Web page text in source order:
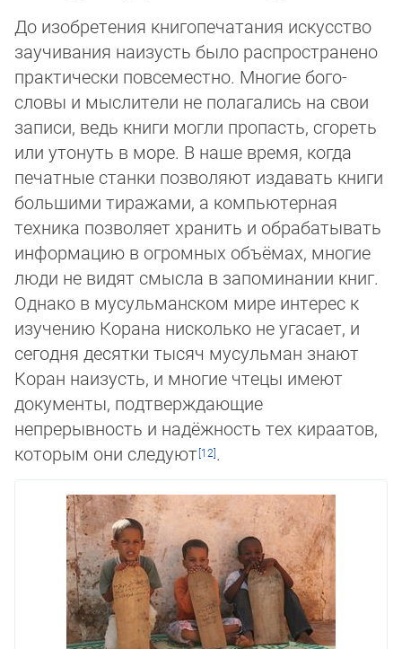
До изобретения книгопечатания искусство
заучивания наизусть было распространено
практически повсеместно. Многие бо­го­
словы и мыслители не полагались на свои
записи, ведь книги могли пропасть, сгореть
или утонуть в море. В наше вре­мя, ког­да
печатные станки позволяют издавать книги
большими тиражами, а компьютерная
техника позволяет хранить и об­ра­ба­ты­вать
информацию в огромных объёмах, многие
люди не видят смысла в запоминании книг.
Однако в мусуль­ман­ском мире интерес к
изучению Корана нисколько не угасает, и
сегодня десятки тысяч мусульман знают
Коран наи­зусть, и мно­гие чте­цы имеют
документы, подтверждающие
непрерывность и надёжность тех кираатов,
которым они сле­ду­ют
.